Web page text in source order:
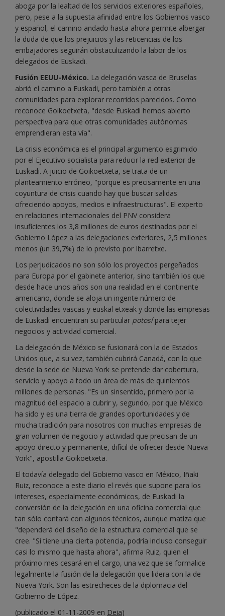
aboga por la lealtad de los servicios exteriores españoles,
pero, pese a la supuesta afinidad entre los Gobiernos vasco
y español, el camino andado hasta ahora permite albergar
la duda de que los prejuicios y las reticencias de los
embajadores seguirán obstaculizando la labor de los
delegados de Euskadi.
Fusión EEUU-México. La delegación vasca de Bruselas
abrió el camino a Euskadi, pero también a otras
comunidades para explorar recorridos parecidos. Como
reconoce Goikoetxeta, "desde Euskadi hemos abierto
perspectiva para que otras comunidades autónomas
emprendieran esta vía".
La crisis económica es el principal argumento esgrimido
por el Ejecutivo socialista para reducir la red exterior de
Euskadi. A juicio de Goikoetxeta, se trata de un
planteamiento erróneo, "porque es precisamente en una
coyuntura de crisis cuando hay que buscar salidas
ofreciendo apoyos, medios e infraestructuras". El experto
en relaciones internacionales del PNV considera
insuficientes los 3,8 millones de euros destinados por el
Gobierno López a las delegaciones exteriores, 2,5 millones
menos (un 39,7%) de lo previsto por Ibarretxe.
Los perjudicados no son sólo los proyectos pergeñados
para Europa por el gabinete anterior, sino también los que
desde hace unos años son una realidad en el continente
americano, donde se aloja un ingente número de
colectividades vascas y euskal etxeak y donde las empresas
de Euskadi encuentran su particular potosípara tejer
negocios y actividad comercial.
La delegación de México se fusionará con la de Estados
Unidos que, a su vez, también cubrirá Canadá, con lo que
desde la sede de Nueva York se pretende dar cobertura,
servicio y apoyo a todo un área de más de quinientos
millones de personas. "Es un sinsentido, primero por la
magnitud del espacio a cubrir y, segundo, por que México
ha sido y es una tierra de grandes oportunidades y de
mucha tradición para nosotros con muchas empresas de
gran volumen de negocio y actividad que precisan de un
apoyo directo y permanente, difícil de ofrecer desde Nueva
York", apostilla Goikoetxeta.
El todavía delegado del Gobierno vasco en México, Iñaki
Ruiz, reconoce a este diario el revés que supone para los
intereses, especialmente económicos, de Euskadi la
conversión de la delegación en una oficina comercial que
tan sólo contará con algunos técnicos, aunque matiza que
"dependerá del diseño de la estructura comercial que se
cree. "Si tiene una cierta potencia, podría incluso conseguir
casi lo mismo que hasta ahora", afirma Ruiz, quien el
próximo mes cesará en el cargo, una vez que se formalice
legalmente la fusión de la delegación que lidera con la de
Nueva York. Son las estrecheces de la diplomacia del
Gobierno de López.
(publicado el 01-11-2009 en Deia)